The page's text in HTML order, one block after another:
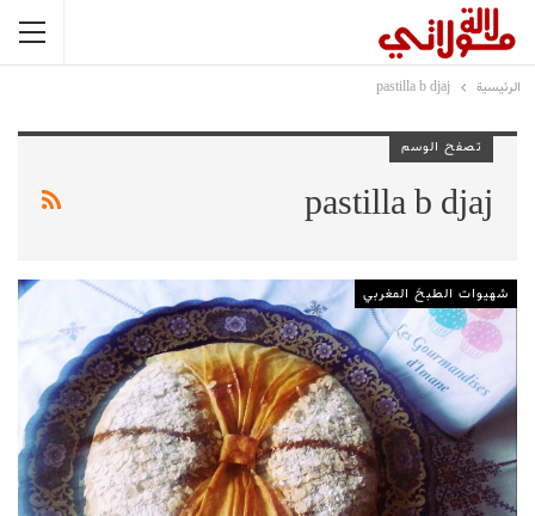
الرئيسية pastilla b djaj
تصفح الوسم
pastilla b djaj
شهيوات الطبخ المغربي